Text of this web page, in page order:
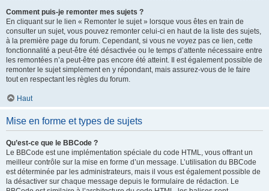
Comment puis-je remonter mes sujets ?
En cliquant sur le lien « Remonter le sujet » lorsque vous êtes en train de
consulter un sujet, vous pouvez remonter celui-ci en haut de la liste des sujets,
à la première page du forum. Cependant, si vous ne voyez pas ce lien, cette
fonctionnalité a peut-être été désactivée ou le temps d’attente nécessaire entre
les remontées n’a peut-être pas encore été atteint. Il est également possible de
remonter le sujet simplement en y répondant, mais assurez-vous de le faire
tout en respectant les règles du forum.
Haut
Mise en forme et types de sujets
Qu’est-ce que le BBCode ?
Le BBCode est une implémentation spéciale du code HTML, vous offrant un
meilleur contrôle sur la mise en forme d’un message. L’utilisation du BBCode
est déterminée par les administrateurs, mais il vous est également possible de
la désactiver sur chaque message depuis le formulaire de rédaction. Le